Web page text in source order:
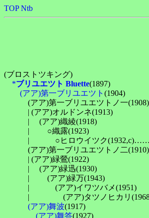
TOP Ntb
(ブロストツキング)
*ブリユエツト Bluette(1897)
(アア)第一ブリユエツト (1904)
(アア)第一ブリユエツトノ一(1908)
| (アア)オルドンネ(1913)
| 　(アア)織綾(1918)
| 　　○織露(1923)
| 　　　○ヒロウイツク
(アア)第一ブリユエツトノ二(1910)
| (アア)緑鶯(1922)
| 　(アア)緑迅(1930)
| 　　(アア)緑万(1943)
| 　　　(アア)イワツバメ(1951)
| 　　　　(アア)タツノヒカ
(アア)舞波(1917)
(アア)舞答(1927)